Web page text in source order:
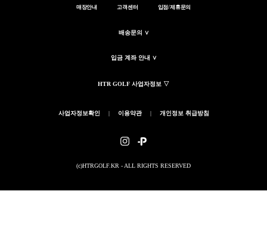
매장안내 고객센터 입점/제휴문의
배송문의 ∨
입금 계좌 안내 ∨
HTR GOLF 사업자정보 ▽
사업자정보확인 | 이용약관 | 개인정보 취급방침
(c)HTRGOLF.KR - ALL RIGHTS RESERVED